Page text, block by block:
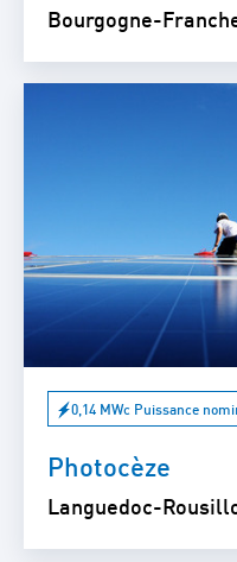
Bourgogne-
0,14 MWc Puissance
Photocèze
Languedoc-